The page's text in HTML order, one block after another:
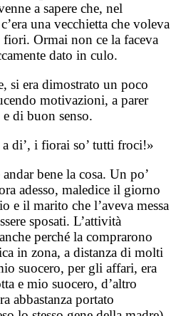
a sapere che, nel
una vecchietta che voleva
Ormai non ce la faceva
dato in culo.
si era dimostrato un poco
motivazioni, a parer
di buon senso.
a di’, i fiorai so’ tutti froci!»
bene la cosa. Un po’
adesso, maledice il giorno
e il marito che l’aveva messa
sposati. L’attività
perché la comprarono
in zona, a distanza di molti
suocero, per gli affari, era
e mio suocero, d’altro
abbastanza portato